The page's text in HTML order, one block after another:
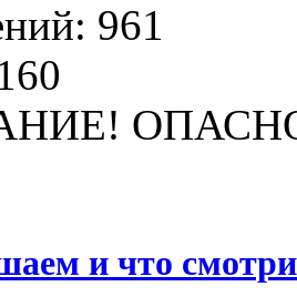
961
ОПАСНО:
и что